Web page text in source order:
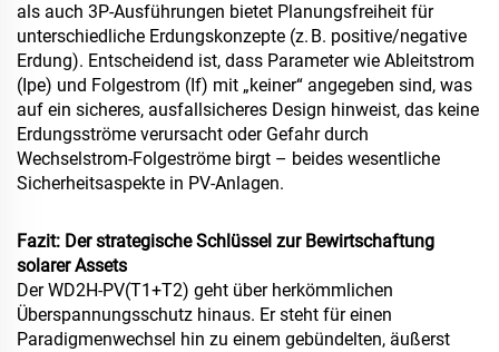
als auch 3P-Ausführungen bietet Planungsfreiheit für
unterschiedliche Erdungskonzepte (z. B. positive/negative
Erdung). Entscheidend ist, dass Parameter wie Ableitstrom
(Ipe) und Folgestrom (If) mit „keiner“ angegeben sind, was
auf ein sicheres, ausfallsicheres Design hinweist, das keine
Erdungsströme verursacht oder Gefahr durch
Wechselstrom-Folgeströme birgt – beides wesentliche
Sicherheitsaspekte in PV-Anlagen.
Fazit: Der strategische Schlüssel zur Bewirtschaftung
solarer Assets
Der WD2H-PV(T1+T2) geht über herkömmlichen
Überspannungsschutz hinaus. Er steht für einen
Paradigmenwechsel hin zu einem gebündelten, äußerst